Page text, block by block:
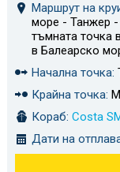
Маршрут на
море - Танжер
тъмната точка
в Балеарско
Начална точка:
Крайна точка:
Кораб: Costa
Дати на